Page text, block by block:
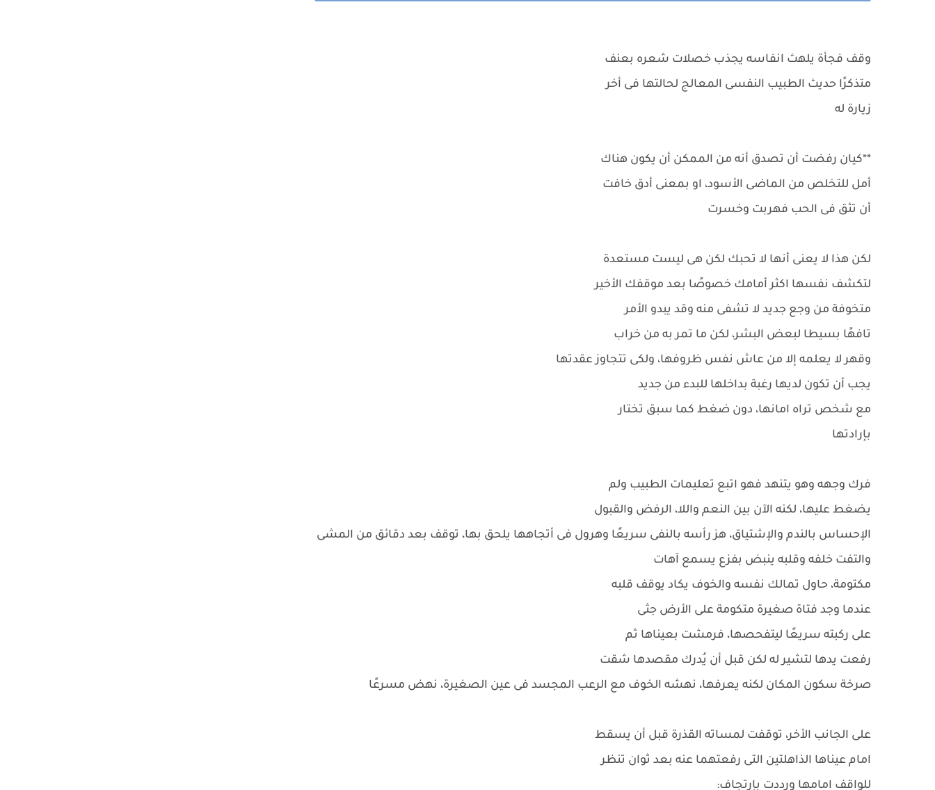
وقف فجأة يلهث انفاسه يجذب خصلات شعره بعنف
متذكرًا حديث الطبيب النفسى المعالج لحالتها فى أخر
زيارة له
**كيان رفضت أن تصدق أنه من الممكن أن يكون هناك
أمل للتخلص من الماضى الأسود، او بمعنى أدق خافت
أن تثق فى الحب فهربت وخسرت
لكن هذا لا يعنى أنها لا تحبك لكن هى ليست مستعدة
لتكشف نفسها اكثر أمامك خصوصًا بعد موقفك الأخير
متخوفة من وجع جديد لا تشفى منه وقد يبدو الأمر
تافهًا بسيطا لبعض البشر، لكن ما تمر به من خراب
وقهر لا يعلمه إلا من عاش نفس ظروفها، ولكى تتجاوز عقدتها
يجب أن تكون لديها رغبة بداخلها للبدء من جديد
مع شخص تراه امانها، دون ضغط كما سبق تختار
بإرادتها
فرك وجهه وهو يتنهد فهو اتبع تعليمات الطبيب ولم
يضغط عليها، لكنه الآن بين النعم واللا، الرفض والقبول
الإحساس بالندم والإشتياق، هز رأسه بالنفى سريعًا وهرول فى أتجاهها يلحق بها، توقف بعد دقائق من المشى
والتفت خلفه وقلبه ينبض بفزع يسمع آهات
مكتومة، حاول تمالك نفسه والخوف يكاد يوقف قلبه
عندما وجد فتاة صغيرة متكومة على الأرض جثى
على ركبته سريعًا ليتفحصها، فرمشت بعيناها ثم
رفعت يدها لتشير له لكن قبل أن يُدرك مقصدها شقت
صرخة سكون المكان لكنه يعرفها، نهشه الخوف مع الرعب المجسد فى عين الصغيرة، نهض مسرعًا
على الجانب الأخر، توقفت لمساته القذرة قبل أن يسقط
امام عيناها الذاهلتين التى رفعتهما عنه بعد ثوان تنظر
للواقف امامها ورددت بإرتجاف: